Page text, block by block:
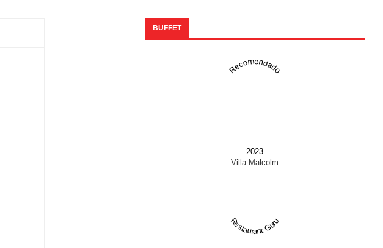
BUFFET
Recomendado
2023
Villa Malcolm
Restaurant Guru